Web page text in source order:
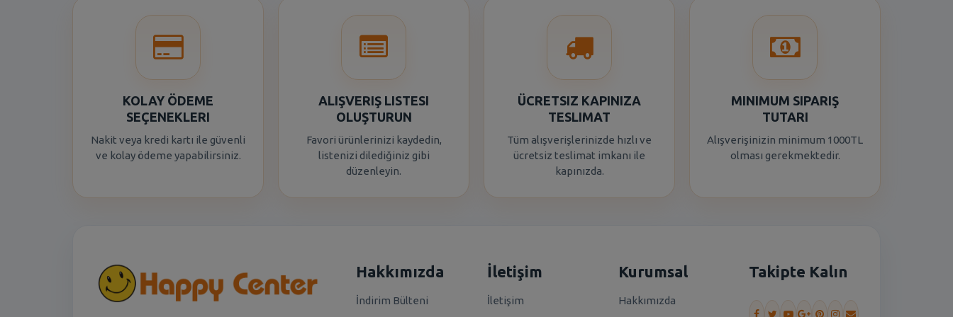
KOLAY ÖDEME
SEÇENEKLERI
Nakit veya kredi kartı ile güvenli
ve kolay ödeme yapabilirsiniz.
ALIŞVERIŞ LISTESI
OLUŞTURUN
Favori ürünlerinizi kaydedin,
listenizi dilediğiniz gibi
düzenleyin.
ÜCRETSIZ KAPINIZA
TESLIMAT
Tüm alışverişlerinizde hızlı ve
ücretsiz teslimat imkanı ile
kapınızda.
MINIMUM SIPARIŞ
TUTARI
Alışverişinizin minimum 1000TL
olması gerekmektedir.
Hakkımızda
İndirim Bülteni
İletişim
İletişim
Kurumsal
Hakkımızda
Takipte Kalın